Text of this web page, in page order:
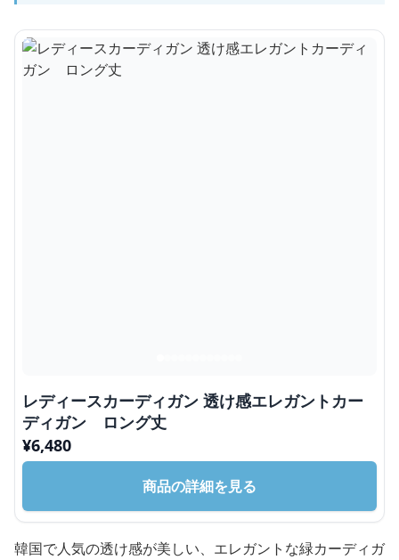
レディースカーディガン 透け感エレガントカー
ディガン ロング丈
¥6,480
商品の詳細を見る
韓国で人気の透け感が美しい、エレガントな緑カーディガ